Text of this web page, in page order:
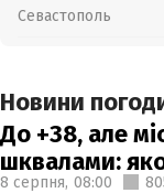
Севастополь
Новини
До +38, але
шквалами:
8 серпня, 08:00